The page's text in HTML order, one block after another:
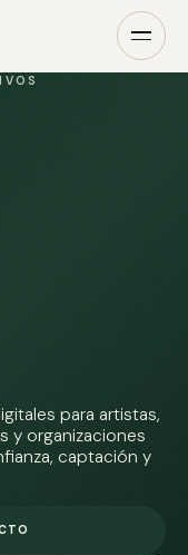
para artistas,
y organizaciones
captación y